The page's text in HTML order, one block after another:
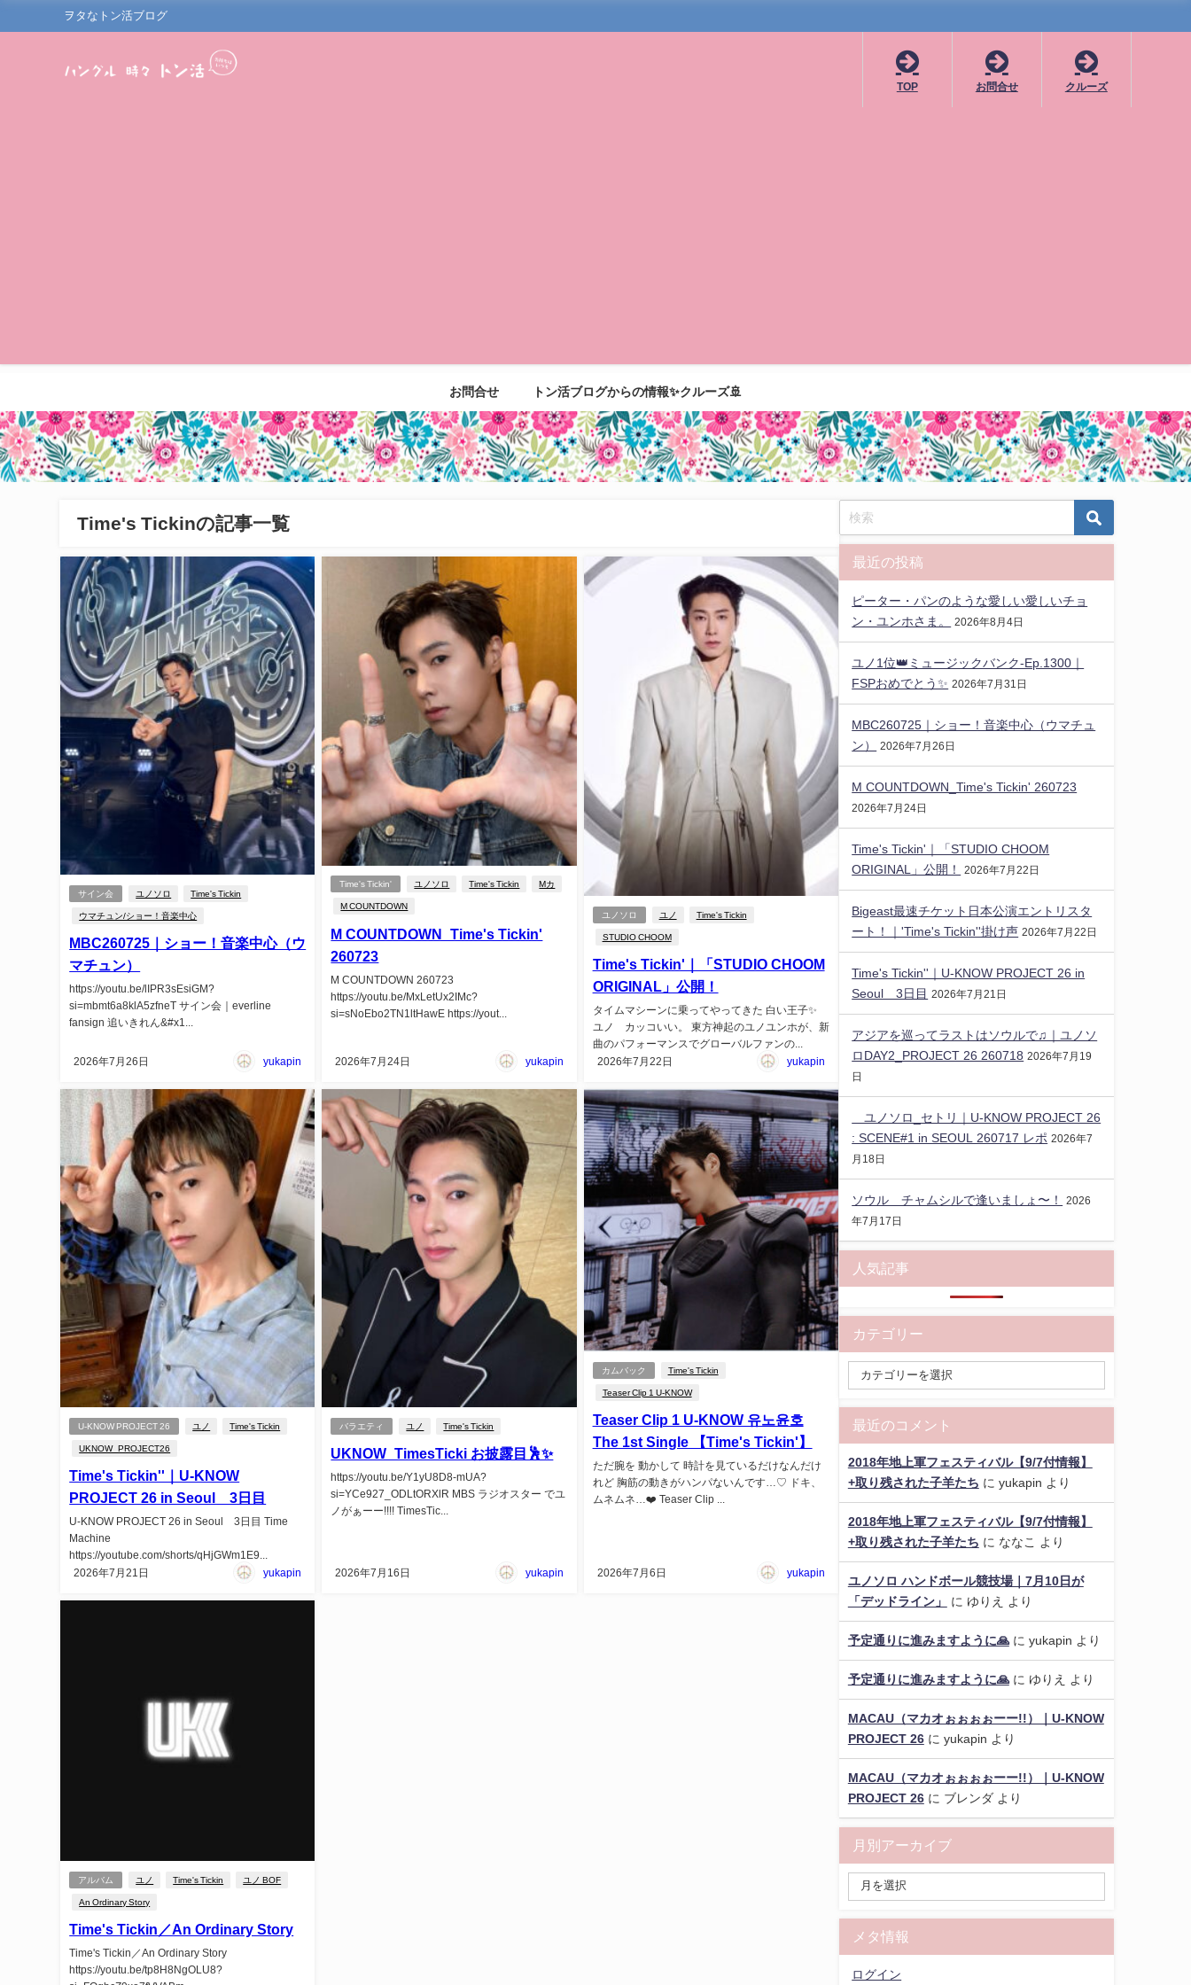
ヲタなトン活ブログ
TOP お問合せ クルーズ
お問合せ トン活ブログからの情報✨クルーズ🚢
Time's Tickinの記事一覧
サイン会 ユノソロ Time's Tickin
ウマチュン/ショー！音楽中心
MBC260725｜ショー！音楽中心（ウ
マチュン）
https://youtu.be/lIPR3sEsiGM?
si=mbmt6a8klA5zfneT サイン会｜everline
fansign 追いきれん&#x1...
2026年7月26日 yukapin
Time's Tickin' ユノソロ Time's Tickin Mカ
M COUNTDOWN
M COUNTDOWN_Time's Tickin'
260723
M COUNTDOWN 260723
https://youtu.be/MxLetUx2IMc?
si=sNoEbo2TN1ltHawE https://yout...
2026年7月24日 yukapin
ユノソロ ユノ Time's Tickin
STUDIO CHOOM
Time's Tickin'｜「STUDIO CHOOM
ORIGINAL」公開！
タイムマシーンに乗ってやってきた 白い王子✨️
ユノ カッコいい。 東方神起のユノユンホが、新
曲のパフォーマンスでグローバルファンの...
2026年7月22日
yukapin
U-KNOW PROJECT 26 ユノ Time's Tickin
UKNOW_PROJECT26
Time's Tickin''｜U-KNOW
PROJECT 26 in Seoul 3日目
U-KNOW PROJECT 26 in Seoul 3日目 Time
Machine
https://youtube.com/shorts/qHjGWm1E9...
2026年7月21日
yukapin
バラエティ ユノ Time's Tickin
UKNOW_TimesTicki お披露目🕺✨️
https://youtu.be/Y1yU8D8-mUA?
si=YCe927_ODLtORXlR MBS ラジオスター でユ
ノがぁーー!!!! TimesTic...
2026年7月16日 yukapin
カムバック Time's Tickin
Teaser Clip 1 U-KNOW
Teaser Clip 1 U-KNOW 유노윤호
The 1st Single 【Time's Tickin'】
ただ腕を 動かして 時計を見ているだけなんだけ
れど 胸筋の動きがハンパないんです…♡ ドキ、
ムネムネ…❤️ Teaser Clip ...
2026年7月6日 yukapin
アルバム ユノ Time's Tickin ユノ BOF
An Ordinary Story
Time's Tickin／An Ordinary Story
Time's Tickin／An Ordinary Story
https://youtu.be/tp8H8NgOLU8?
最近の投稿
ピーター・パンのような愛しい愛しいチョ
ン・ユンホさま。
2026年8月4日
ユノ1位👑ミュージックバンク-Ep.1300｜
FSPおめでとう✨️ 2026年7月31日
MBC260725｜ショー！音楽中心（ウマチュ
ン）
2026年7月26日
M COUNTDOWN_Time's Tickin' 260723
2026年7月24日
Time's Tickin'｜「STUDIO CHOOM
ORIGINAL」公開！
2026年7月22日
Bigeast最速チケット日本公演エントリスタ
ート！｜'Time's Tickin''掛け声 2026年7月22日
Time's Tickin''｜U-KNOW PROJECT 26 in
Seoul 3日目 2026年7月21日
アジアを巡ってラストはソウルで♫｜ユノソ
ロDAY2_PROJECT 26 260718 2026年7月19
日
ユノソロ_セトリ｜U-KNOW PROJECT 26
: SCENE#1 in SEOUL 260717 レポ 2026年7
月18日
ソウル チャムシルで逢いましょ〜！
2026
年7月17日
人気記事
カテゴリー
最近のコメント
2018年地上軍フェスティバル【9/7付情報】
+取り残された子羊たち に yukapin より
2018年地上軍フェスティバル【9/7付情報】
+取り残された子羊たち に ななこ より
ユノソロ ハンドボール競技場｜7月10日が
「デッドライン」
に ゆりえ より
予定通りに進みますように🙏に yukapin より
予定通りに進みますように🙏に ゆりえ より
MACAU（マカオぉぉぉぉーー!!）｜U-KNOW
PROJECT 26に yukapin より
MACAU（マカオぉぉぉぉーー!!）｜U-KNOW
PROJECT 26に ブレンダより
月別アーカイブ
メタ情報
ログイン